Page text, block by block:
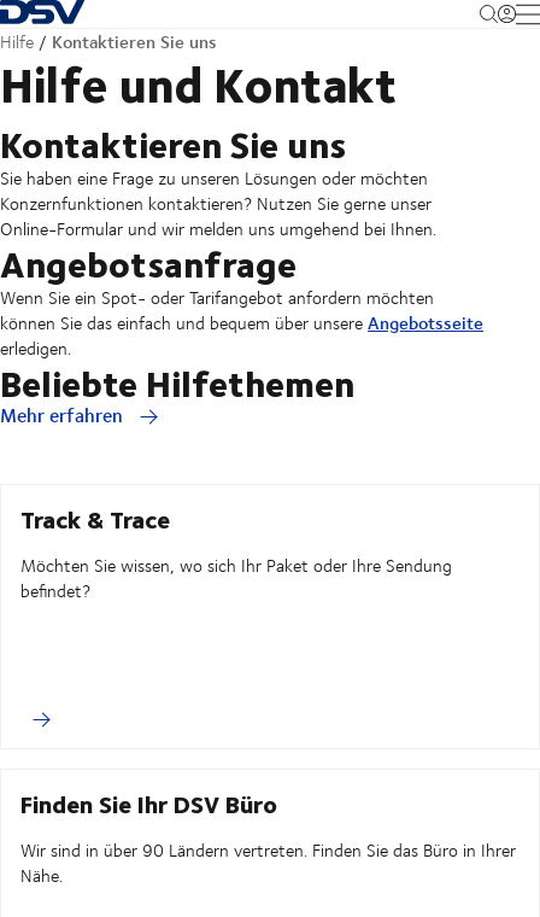
Zurück zur Startseite
Hilfe Kontaktieren Sie uns
Hilfe und Kontakt
Kontaktieren Sie uns
Sie haben eine Frage zu unseren Lösungen oder möchten
Konzernfunktionen kontaktieren? Nutzen Sie gerne unser
Online-Formular und wir melden uns umgehend bei Ihnen.
Angebotsanfrage
Wenn Sie ein Spot- oder Tarifangebot anfordern möchten
können Sie das einfach und bequem über unsereAngebotsseite
erledigen.
Beliebte Hilfethemen
Mehr erfahren
Track & Trace
Möchten Sie wissen, wo sich Ihr Paket oder Ihre Sendung
befindet?
Finden Sie Ihr DSV Büro
Wir sind in über 90 Ländern vertreten. Finden Sie das Büro in Ihrer
Nähe.